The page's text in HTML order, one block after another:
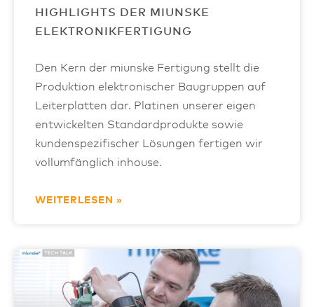
HIGHLIGHTS DER MIUNSKE
ELEKTRONIK­FERTIGUNG
Den Kern der miunske Fertigung stellt die
Produktion elektronischer Baugruppen auf
Leiterplatten dar. Platinen unserer eigen
entwickelten Standardprodukte sowie
kundenspezifischer Lösungen fertigen wir
vollumfänglich inhouse.
WEITERLESEN »